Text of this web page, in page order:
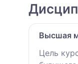
Высшая
Цель